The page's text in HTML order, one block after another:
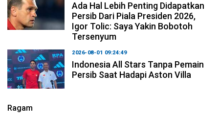
Ada Hal Lebih Penting Didapatkan
Persib Dari Piala Presiden 2026,
Igor Tolic: Saya Yakin Bobotoh
Tersenyum
2026-08-01 09:24:49
Indonesia All Stars Tanpa Pemain
Persib Saat Hadapi Aston Villa
Ragam